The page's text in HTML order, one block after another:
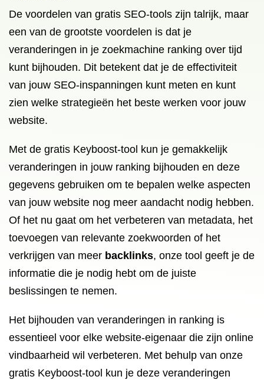
De voordelen van gratis SEO-tools zijn talrijk, maar
een van de grootste voordelen is dat je
veranderingen in je zoekmachine ranking over tijd
kunt bijhouden. Dit betekent dat je de effectiviteit
van jouw SEO-inspanningen kunt meten en kunt
zien welke strategieën het beste werken voor jouw
website.
Met de gratis Keyboost-tool kun je gemakkelijk
veranderingen in jouw ranking bijhouden en deze
gegevens gebruiken om te bepalen welke aspecten
van jouw website nog meer aandacht nodig hebben.
Of het nu gaat om het verbeteren van metadata, het
toevoegen van relevante zoekwoorden of het
verkrijgen van meer backlinks, onze tool geeft je de
informatie die je nodig hebt om de juiste
beslissingen te nemen.
Het bijhouden van veranderingen in ranking is
essentieel voor elke website-eigenaar die zijn online
vindbaarheid wil verbeteren. Met behulp van onze
gratis Keyboost-tool kun je deze veranderingen